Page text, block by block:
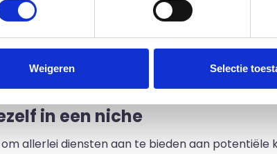
Weigeren Selectie
belangrijk om een duidelijke merkidentiteit te
unieke eigenschappen moet vaststellen. Het is
andere zelfstandigen en werkenden, zodat
kun je deze via verschillende marketingkanalen
in een niche
allerlei diensten aan te bieden aan